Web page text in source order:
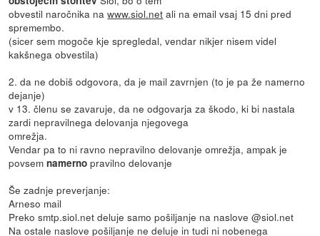
obvestil naročnika nawww.siol.net ali na email vsaj 15 dni pred
spremembo.
(sicer sem mogoče kje spregledal, vendar nikjer nisem videl
kakšnega obvestila)
2. da ne dobiš odgovora, da je mail zavrnjen (to je pa že namerno
dejanje)
v 13. členu se zavaruje, da ne odgovarja za škodo, ki bi nastala
zardi nepravilnega delovanja njegovega
omrežja.
Vendar pa to ni ravno nepravilno delovanje omrežja, ampak je
povsemnamernopravilno delovanje
Še zadnje preverjanje:
Arneso mail
Preko smtp.siol.net deluje samo pošiljanje na naslove @siol.net
Na ostale naslove pošiljanje ne deluje in tudi ni nobenega